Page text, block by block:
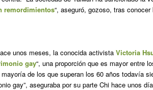
remordimientos“, aseguró, gozoso, tras
unos meses, la conocida activista Victoria
gay“, una proporción que es mayor entre
de los que superan los 60 años todavía
gay”, aseguraba por su parte Chi hace unos